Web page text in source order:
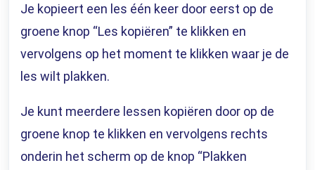
Je kopieert een les één keer door eerst op de
groene knop “Les kopiëren” te klikken en
vervolgens op het moment te klikken waar je de
les wilt plakken.
Je kunt meerdere lessen kopiëren door op de
groene knop te klikken en vervolgens rechts
onderin het scherm op de knop “Plakken